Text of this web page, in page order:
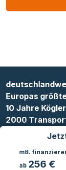
mtl.
ab 256 €
Europas
10 Jahre
2000